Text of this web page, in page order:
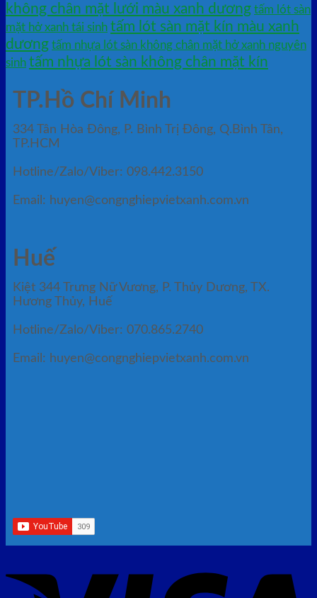
không chân mặt lưới màu xanh dương tấm lót sàn
mặt hở xanh tái sinh tấm lót sàn mặt kín màu xanh
dương tấm nhựa lót sàn không chân mặt hở xanh nguyên
sinh tấm nhựa lót sàn không chân mặt kín
TP.Hồ Chí Minh
334 Tân Hòa Đông, P. Bình Trị Đông, Q.Bình Tân,
TP.HCM
Hotline/Zalo/Viber: 098.442.3150
Email: huyen@congnghiepvietxanh.com.vn
Huế
Kiệt 344 Trưng Nữ Vương, P. Thủy Dương, TX.
Hương Thủy, Huế
Hotline/Zalo/Viber: 070.865.2740
Email: huyen@congnghiepvietxanh.com.vn